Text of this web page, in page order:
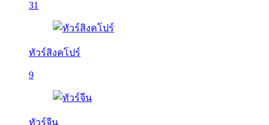
31
ทัวร์สิงคโปร์
9
ทัวร์จีน